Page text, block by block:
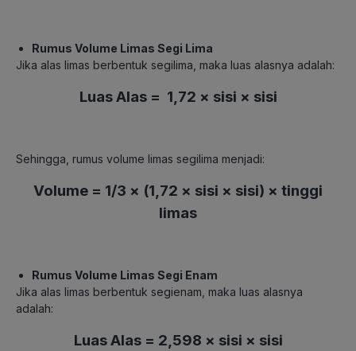
Rumus Volume Limas Segi Lima
Jika alas limas berbentuk segilima, maka luas alasnya adalah:
Luas Alas = 1,72 × sisi × sisi
Sehingga, rumus volume limas segilima menjadi:
Volume = 1/3 × (1,72 × sisi × sisi) × tinggi
limas
Rumus Volume Limas Segi Enam
Jika alas limas berbentuk segienam, maka luas alasnya
adalah:
Luas Alas = 2,598 × sisi × sisi